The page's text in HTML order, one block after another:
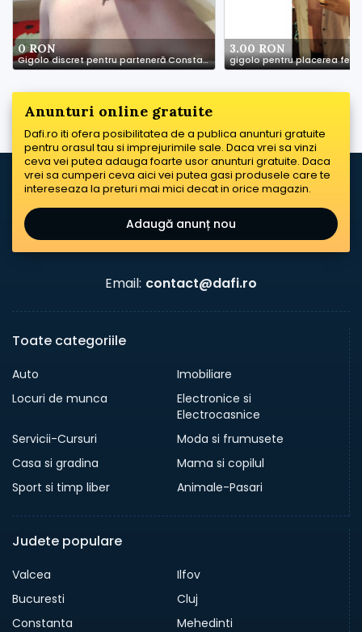
0 RON
Gigolo discret pentru parteneră Constanța
3.00 RON
gigolo pentru placerea
Anunturi online gratuite
Dafi.ro iti ofera posibilitatea de a publica anunturi gratuite
pentru orasul tau si imprejurimile sale. Daca vrei sa vinzi
ceva vei putea adauga foarte usor anunturi gratuite. Daca
vrei sa cumperi ceva aici vei putea gasi produsele care te
intereseaza la preturi mai mici decat in orice magazin.
Adaugă anunț nou
Email: contact@dafi.ro
Toate categoriile
Auto
Imobiliare
Locuri de munca
Electronice si
Electrocasnice
Servicii-Cursuri
Moda si frumusete
Casa si gradina
Mama si copilul
Sport si timp liber
Animale-Pasari
Judete populare
Valcea
Ilfov
Bucuresti
Cluj
Constanta
Mehedinti